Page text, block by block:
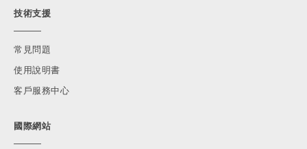
技術支援
常見問題
使用說明書
客戶服務中心
國際網站